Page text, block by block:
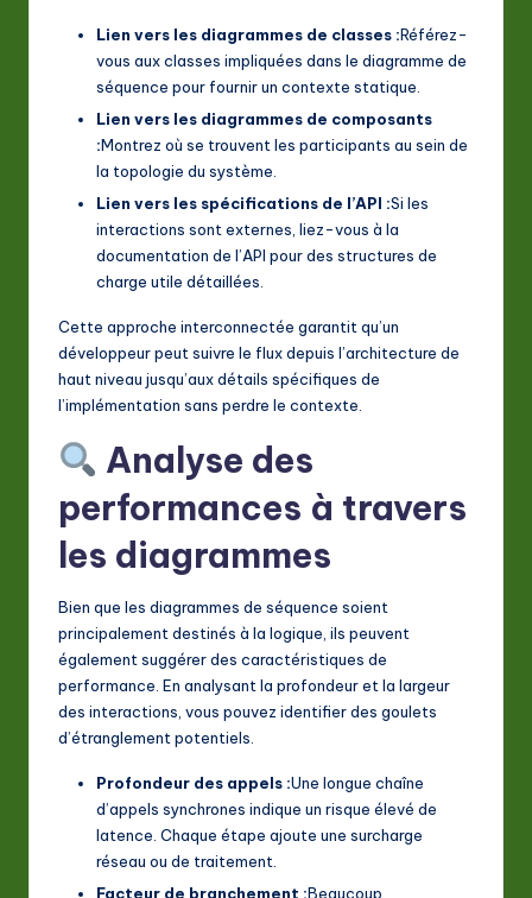
Lien vers les diagrammes de classes :Référez-
vous aux classes impliquées dans le diagramme de
séquence pour fournir un contexte statique.
Lien vers les diagrammes de composants
:Montrez où se trouvent les participants au sein de
la topologie du système.
Lien vers les spécifications de l’API :Si les
interactions sont externes, liez-vous à la
documentation de l’API pour des structures de
charge utile détaillées.
Cette approche interconnectée garantit qu’un
développeur peut suivre le flux depuis l’architecture de
haut niveau jusqu’aux détails spécifiques de
l’implémentation sans perdre le contexte.
Analyse des
performances à travers
les diagrammes
Bien que les diagrammes de séquence soient
principalement destinés à la logique, ils peuvent
également suggérer des caractéristiques de
performance. En analysant la profondeur et la largeur
des interactions, vous pouvez identifier des goulets
d’étranglement potentiels.
Profondeur des appels :Une longue chaîne
d’appels synchrones indique un risque élevé de
latence. Chaque étape ajoute une surcharge
réseau ou de traitement.
Facteur de branchement :Beaucoup